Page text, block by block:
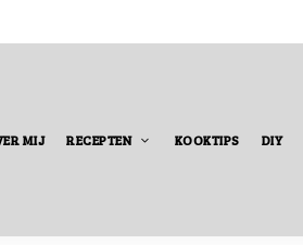
MIJ RECEPTEN KOOKTIPS DIY